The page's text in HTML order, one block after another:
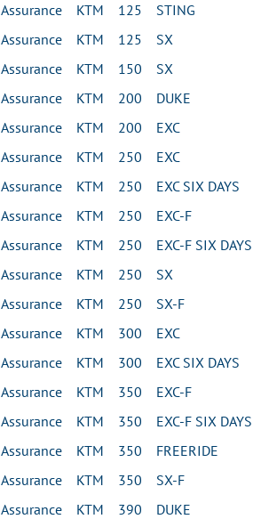
Assurance KTM 125 STING
Assurance KTM 125 SX
Assurance KTM 150 SX
Assurance KTM 200 DUKE
Assurance KTM 200 EXC
Assurance KTM 250 EXC
Assurance KTM 250 EXC SIX DAYS
Assurance KTM 250 EXC-F
Assurance KTM 250 EXC-F SIX DAYS
Assurance KTM 250 SX
Assurance KTM 250 SX-F
Assurance KTM 300 EXC
Assurance KTM 300 EXC SIX DAYS
Assurance KTM 350 EXC-F
Assurance KTM 350 EXC-F SIX DAYS
Assurance KTM 350 FREERIDE
Assurance KTM 350 SX-F
Assurance KTM 390 DUKE